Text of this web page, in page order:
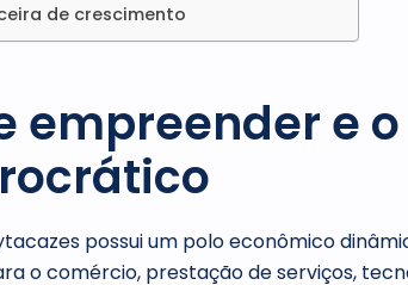
de crescimento
empreender e o
possui um polo econômico
o comércio, prestação de serviços,